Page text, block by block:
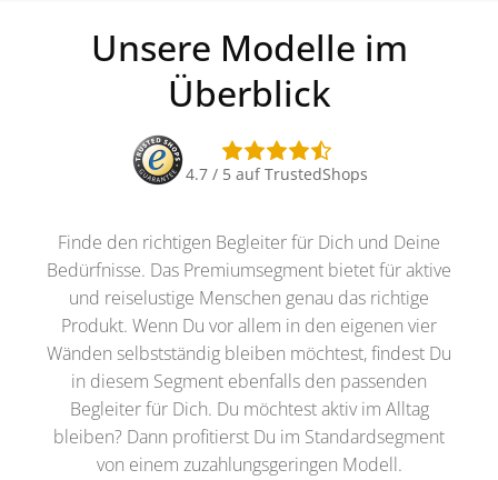
Unsere Modelle im
Überblick
4.7 / 5 auf TrustedShops
Finde den richtigen Begleiter für Dich und Deine
Bedürfnisse. Das Premiumsegment bietet für aktive
und reiselustige Menschen genau das richtige
Produkt. Wenn Du vor allem in den eigenen vier
Wänden selbstständig bleiben möchtest, findest Du
in diesem Segment ebenfalls den passenden
Begleiter für Dich. Du möchtest aktiv im Alltag
bleiben? Dann profitierst Du im Standardsegment
von einem zuzahlungsgeringen Modell.